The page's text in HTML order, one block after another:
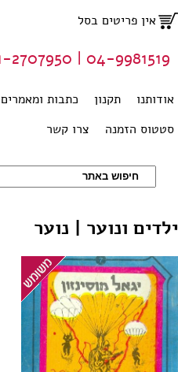
אין פריטים בסל
אודותנו תקנון כתבות ומאמרים
סטטוס הזמנה
צרו קשר
04-9981519 | 051-2707950
ילדים ונוער | נוער